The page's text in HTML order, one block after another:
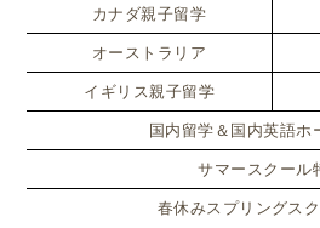
奨されていおり、日本でも大学
あります。
ギャップイヤーをとることが一
は、自分自身を試すためや、生
のためなどの理由で、
フォルケ
ことが多いようです
カナダ親子留学
オーストラリア
イギリス親子留学
国内留学＆国内英語ホ
サマースクール
春休みスプリングス